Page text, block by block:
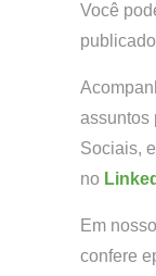
Você
assuntos
Sociais,
no
Em
confere